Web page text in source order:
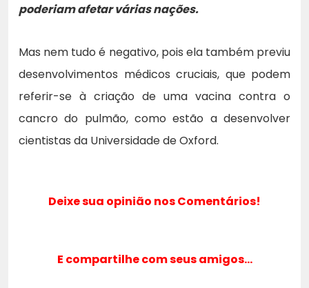
poderiam afetar várias nações.
Mas nem tudo é negativo, pois ela também previu
desenvolvimentos médicos cruciais, que podem
referir-se à criação de uma vacina contra o
cancro do pulmão, como estão a desenvolver
cientistas da Universidade de Oxford.
Deixe sua opinião nos Comentários!
E compartilhe com seus amigos…